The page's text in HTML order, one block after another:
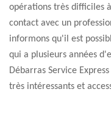
opérations très difficiles
contact avec un
informons qu'il est
qui a plusieurs années
Débarras Service
très intéressants et